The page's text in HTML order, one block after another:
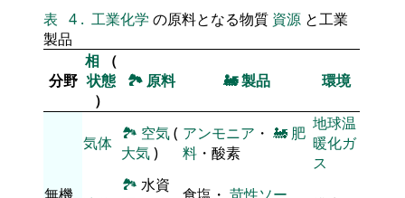
表 4 . 工業化学 の原料となる物質 資源 と工業
製品
分野
相
（
状態
）
🏞 原料 🚂製品 環境
気体 🏞 空気(
大気)
アンモニア ・ 🚂 肥
料 ・酸素
地球温
暖化ガ
ス
🏞 水資